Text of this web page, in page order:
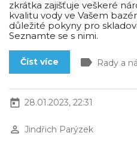
zkrátka zajišťuje veškeré
kvalitu vody ve Vašem
důležité pokyny pro
Seznamte se s nimi.
Číst více label Rady a
today 28.01.2023, 22:31
perm_identity Jindřich Parýzek